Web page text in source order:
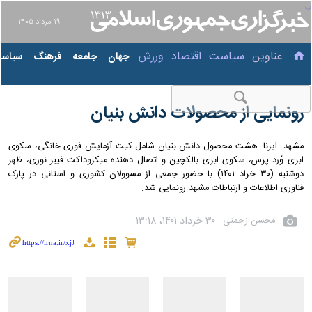
۱۹ مرداد ۱۴۰۵
عناوین‌ سیاست اقتصاد ورزش جهان جامعه فرهنگ
رونمایی از محصولات دانش بنیان
مشهد- ایرنا- هشت محصول دانش بنیان شامل کیت آزمایش فوری خانگی، سکوی
ابری وُرد پرس، سکوی ابری بالکچین و اتصال دهنده میکروداکت فیبر نوری، ظهر
دوشنبه (۳۰ خراد ۱۴۰۱) با حضور جمعی از مسوولان کشوری و استانی در پارک فناوری
اطلاعات و ارتباطات مشهد رونمایی شد.
محسن زحمتی ۳۰ خرداد ۱۴۰۱، ۱۳:۱۸